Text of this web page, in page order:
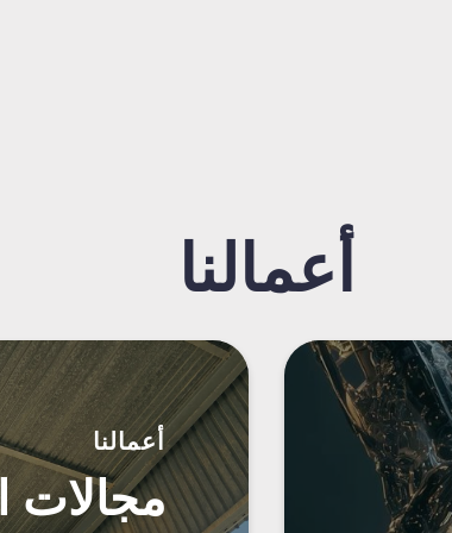
أعمالنا
أعمالنا
مجالات